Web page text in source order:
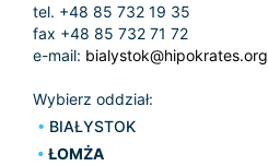
tel. +48 85 732 19 35
fax +48 85 732 71 72
e-mail: bialystok@hipokrates.org
Wybierz oddział:
BIAŁYSTOK
ŁOMŻA